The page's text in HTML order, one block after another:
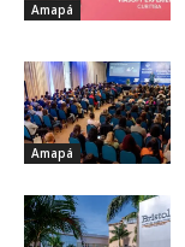
Amapá
Amapá